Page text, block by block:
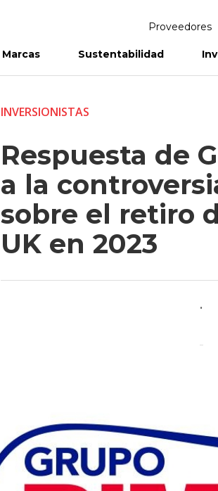
Proveedores
Marcas Sustentabilidad
INVERSIONISTAS
Respuesta de
a la
sobre el retiro
UK en 2023
.